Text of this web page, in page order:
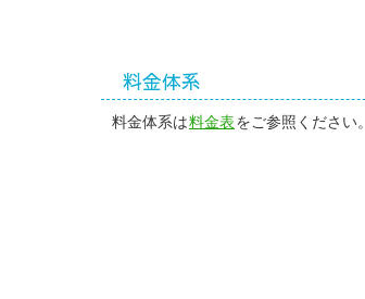
料金体系
料金体系は料金表をご参照ください。